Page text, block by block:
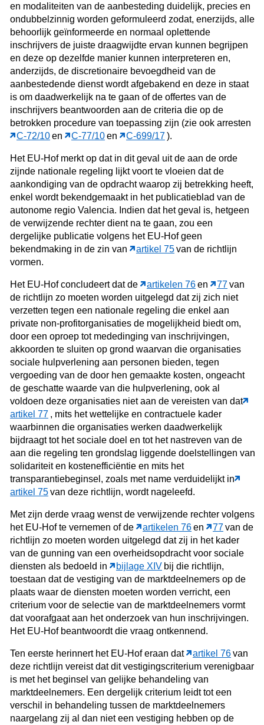
en modaliteiten van de aanbesteding duidelijk, precies en
ondubbelzinnig worden geformuleerd zodat, enerzijds, alle
behoorlijk geïnformeerde en normaal oplettende
inschrijvers de juiste draagwijdte ervan kunnen begrijpen
en deze op dezelfde manier kunnen interpreteren en,
anderzijds, de discretionaire bevoegdheid van de
aanbestedende dienst wordt afgebakend en deze in staat
is om daadwerkelijk na te gaan of de offertes van de
inschrijvers beantwoorden aan de criteria die op de
betrokken procedure van toepassing zijn (zie ook arresten
C‑72/10en C‑77/10en C‑699/17).
Het EU-Hof merkt op dat in dit geval uit de aan de orde
zijnde nationale regeling lijkt voort te vloeien dat de
aankondiging van de opdracht waarop zij betrekking heeft,
enkel wordt bekendgemaakt in het publicatieblad van de
autonome regio Valencia. Indien dat het geval is, hetgeen
de verwijzende rechter dient na te gaan, zou een
dergelijke publicatie volgens het EU-Hof geen
bekendmaking in de zin van
artikel 75van de richtlijn
vormen.
Het EU-Hof concludeert dat de artikelen 76en 77van
de richtlijn zo moeten worden uitgelegd dat zij zich niet
verzetten tegen een nationale regeling die enkel aan
private non-profitorganisaties de mogelijkheid biedt om,
door een oproep tot mededinging van inschrijvingen,
akkoorden te sluiten op grond waarvan die organisaties
sociale hulpverlening aan personen bieden, tegen
vergoeding van de door hen gemaakte kosten, ongeacht
de geschatte waarde van die hulpverlening, ook al
voldoen deze organisaties niet aan de vereisten van dat
artikel 77 , mits het wettelijke en contractuele kader
waarbinnen die organisaties werken daadwerkelijk
bijdraagt tot het sociale doel en tot het nastreven van de
aan die regeling ten grondslag liggende doelstellingen van
solidariteit en kostenefficiëntie en mits het
transparantiebeginsel, zoals met name verduidelijkt in
artikel 75van deze richtlijn, wordt nageleefd.
Met zijn derde vraag wenst de verwijzende rechter volgens
het EU-Hof te vernemen of de
artikelen 76en 77van de
richtlijn zo moeten worden uitgelegd dat zij in het kader
van de gunning van een overheidsopdracht voor sociale
diensten als bedoeld in
bijlage XIV bij die richtlijn,
toestaan dat de vestiging van de marktdeelnemers op de
plaats waar de diensten moeten worden verricht, een
criterium voor de selectie van de marktdeelnemers vormt
dat voorafgaat aan het onderzoek van hun inschrijvingen.
Het EU-Hof beantwoordt die vraag ontkennend.
Ten eerste herinnert het EU-Hof eraan dat artikel 76van
deze richtlijn vereist dat dit vestigingscriterium verenigbaar
is met het beginsel van gelijke behandeling van
marktdeelnemers. Een dergelijk criterium leidt tot een
verschil in behandeling tussen de marktdeelnemers
naargelang zij al dan niet een vestiging hebben op de